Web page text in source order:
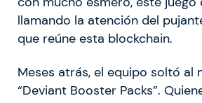
llamando la atención del
que reúne esta blockchain.
Meses atrás, el equipo soltó al
“Deviant Booster Packs”.